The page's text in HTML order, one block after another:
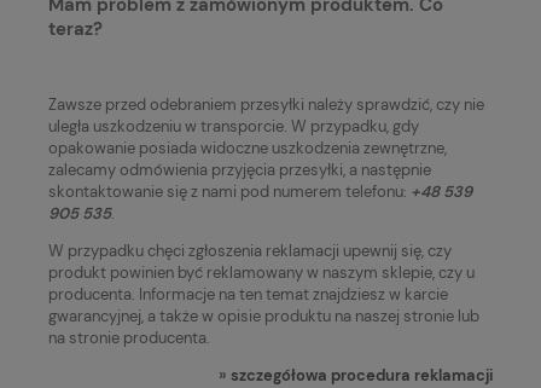
Mam problem z zamówionym produktem. Co
teraz?
Zawsze przed odebraniem przesyłki należy sprawdzić, czy nie
uległa uszkodzeniu w transporcie. W przypadku, gdy
opakowanie posiada widoczne uszkodzenia zewnętrzne,
zalecamy odmówienia przyjęcia przesyłki, a następnie
skontaktowanie się z nami pod numerem telefonu: +48 539
905 535.
W przypadku chęci zgłoszenia reklamacji upewnij się, czy
produkt powinien być reklamowany w naszym sklepie, czy u
producenta. Informacje na ten temat znajdziesz w karcie
gwarancyjnej, a także w opisie produktu na naszej stronie lub
na stronie producenta.
» szczegółowa procedura reklamacji